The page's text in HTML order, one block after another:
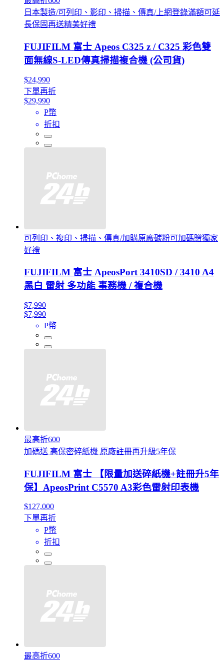
日本製造/可列印、影印、掃描、傳真/上網登錄滿額可延
長保固再送精美好禮
FUJIFILM 富士 Apeos C325 z / C325 彩色雙
面無線S-LED傳真掃描複合機 (公司貨)
$24,990
下單再折
$29,990
P幣
折扣
可列印、複印、掃描、傳真/加購原廠碳粉可加碼贈獨家
好禮
FUJIFILM 富士 ApeosPort 3410SD / 3410 A4
黑白 雷射 多功能 事務機 / 複合機
$7,990
$7,990
P幣
最高折600
加碼送 高保密碎紙機 原廠註冊再升級5年保
FUJIFILM 富士 【限量加送碎紙機+註冊升5年
保】ApeosPrint C5570 A3彩色雷射印表機
$127,000
下單再折
P幣
折扣
最高折600